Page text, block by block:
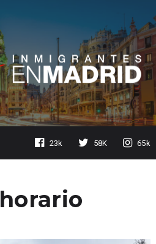
23k 58K 65k
horario